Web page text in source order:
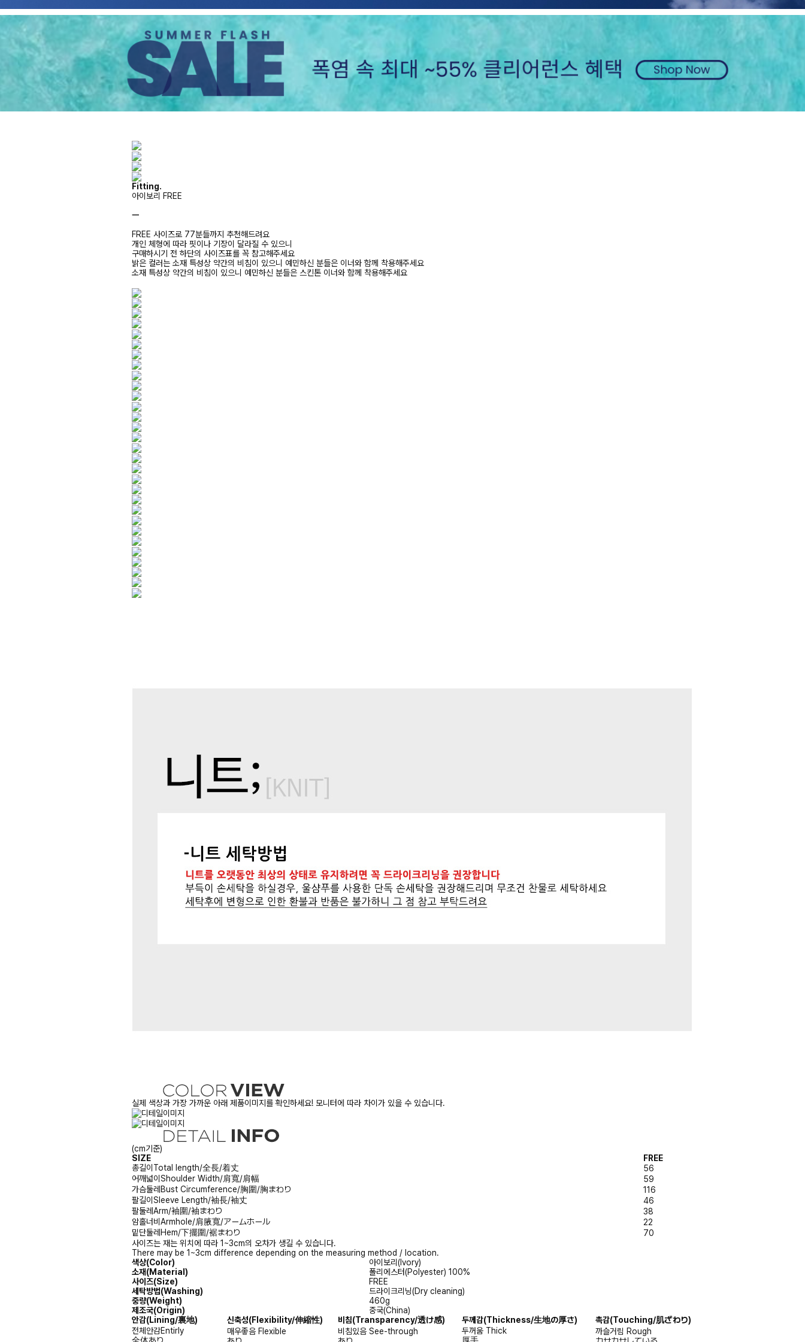
Fitting.
아이보리 FREE
ㅡ
FREE 사이즈로 77분들까지 추천해드려요
개인 체형에 따라 핏이나 기장이 달라질 수 있으니
구매하시기 전 하단의 사이즈표를 꼭 참고해주세요
밝은 컬러는 소재 특성상 약간의 비침이 있으니 예민하신 분들은 이너와 함께 착용해주세요
소재 특성상 약간의 비침이 있으니 예민하신 분들은 스킨톤 이너와 함께 착용해주세요
실제 색상과 가장 가까운 아래 제품이미지를 확인하세요! 모니터에 따라 차이가 있을 수 있습니다.
(cm기준)
SIZE
FREE
총길이 Total length/全長/着丈
56
어깨넓이 Shoulder Width/肩寬/肩幅
59
가슴둘레 Bust Circumference/胸圍/胸まわり
116
팔길이 Sleeve Length/袖長/袖丈
46
팔둘레Arm/袖圍/袖まわり
38
암홀너비 Armhole/肩腋寬/アームホール
22
밑단둘레 Hem/下擺圍/裾まわり
70
사이즈는 재는 위치에 따라 1~3cm의 오차가 생길 수 있습니다.
There may be 1~3cm difference depending on the measuring method / location.
색상(Color)
아이보리(Ivory)
소재(Material)
폴리에스터(Polyester) 100%
사이즈(Size)
FREE
세탁방법(Washing)
드라이크리닝(Dry cleaning)
중량(Weight)
460g
제조국(Origin)
중국(China)
안감(Lining/裏地) 신축성(Flexibility/伸縮性) 비침(Transparency/透け感) 두께감(Thickness/生地の厚さ) 촉감(Touching/肌ざわり)
전체안감Entirly
매우좋음 Flexible
비침있음 See-through
두꺼움 Thick
까슬거림 Rough